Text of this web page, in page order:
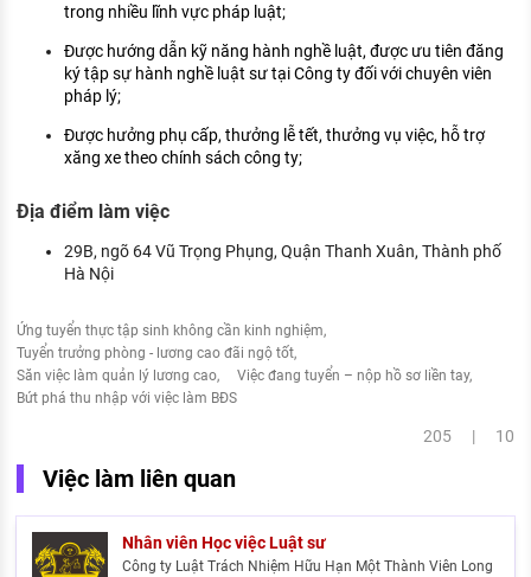
trong nhiều lĩnh vực pháp luật;
Được hướng dẫn kỹ năng hành nghề luật, được ưu tiên đăng
ký tập sự hành nghề luật sư tại Công ty đối với chuyên viên
pháp lý;
Được hưởng phụ cấp, thưởng lễ tết, thưởng vụ việc, hỗ trợ
xăng xe theo chính sách công ty;
Địa điểm làm việc
29B, ngõ 64 Vũ Trọng Phụng, Quận Thanh Xuân, Thành phố
Hà Nội
Ứng tuyển thực tập sinh không cần kinh nghiệm
Tuyển trưởng phòng - lương cao đãi ngộ tốt
Săn việc làm quản lý lương cao
Việc đang tuyển – nộp hồ sơ liền tay
Bứt phá thu nhập với việc làm BĐS
205 | 10
Việc làm liên quan
Nhân viên Học việc Luật sư
Công ty Luật Trách Nhiệm Hữu Hạn Một Thành Viên Long